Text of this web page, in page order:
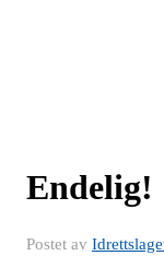
Endelig!
Postet av